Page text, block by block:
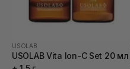
USOLAB
USOLAB Vita Ion-C Set 20 мл